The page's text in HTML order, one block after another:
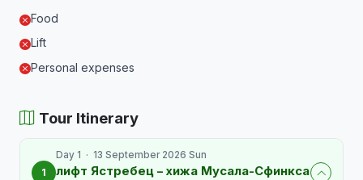
Food
Lift
Personal expenses
Tour Itinerary
1
Day 1 · 13 September 2026 Sun
лифт Ястребец – хижа Мусала-Сфинкса